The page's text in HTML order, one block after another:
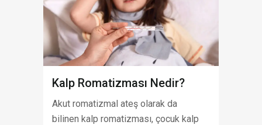
Kalp Romatizması Nedir?
Akut romatizmal ateş olarak da
bilinen kalp romatizması, çocuk kalp